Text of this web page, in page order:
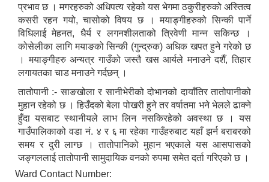
प्रभाव छ । मगरहरुको अधिपत्य रहेको यस भेगमा ठकुरीहरुको अस्तित्व
कसरी रहन गयो, चासोको विषय छ । मयाङ्गीहरुको सिन्की पार्ने
विधिलाई मेहनत, धैर्य र लगनशीलताको त्रिवेणी मान्न सकिन्छ ।
कोसेलीका लागि मयाङको सिन्की (गुन्द्रुक) अधिक खपत हुने गरेको छ
। मयाङ्गीहरु अन्यत्र गाउँको जस्तै खस आर्यले मनाउने दशैँ, तिहार
लगायतका चाड मनाउने गर्दछन् ।
तातोपानी :- साङखोला र सानीभेरीको दोभानको दायाँतिर तातोपानीको
मुहान रहेको छ । हिउँदको बेला पोखरी हुने तर वर्षातमा भने भेलले ढाक्ने
हुँदा यसबाट स्थानीयले लाभ लिन नसकिरहेको अवस्था छ । यस
गाउँपालिकाको वडा नं. ४ र ६ मा रहेका गाउँहरुबाट यहाँ झर्न बराबरको
समय र दुरी लाग्छ । तातोपानिको मुहान भएकाले यस आसपासको
जङ्गललाई तातोपानी सामुदायिक वनको रुपमा समेत दर्ता गरिएको छ ।
Ward Contact Number: